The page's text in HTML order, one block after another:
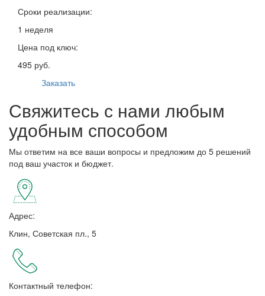
Сроки реализации:
1 неделя
Цена под ключ:
495 руб.
Заказать
Свяжитесь с нами любым
удобным способом
Мы ответим на все ваши вопросы и предложим до 5 решений
под ваш участок и бюджет.
Адрес:
Клин, Советская пл., 5
Контактный телефон: